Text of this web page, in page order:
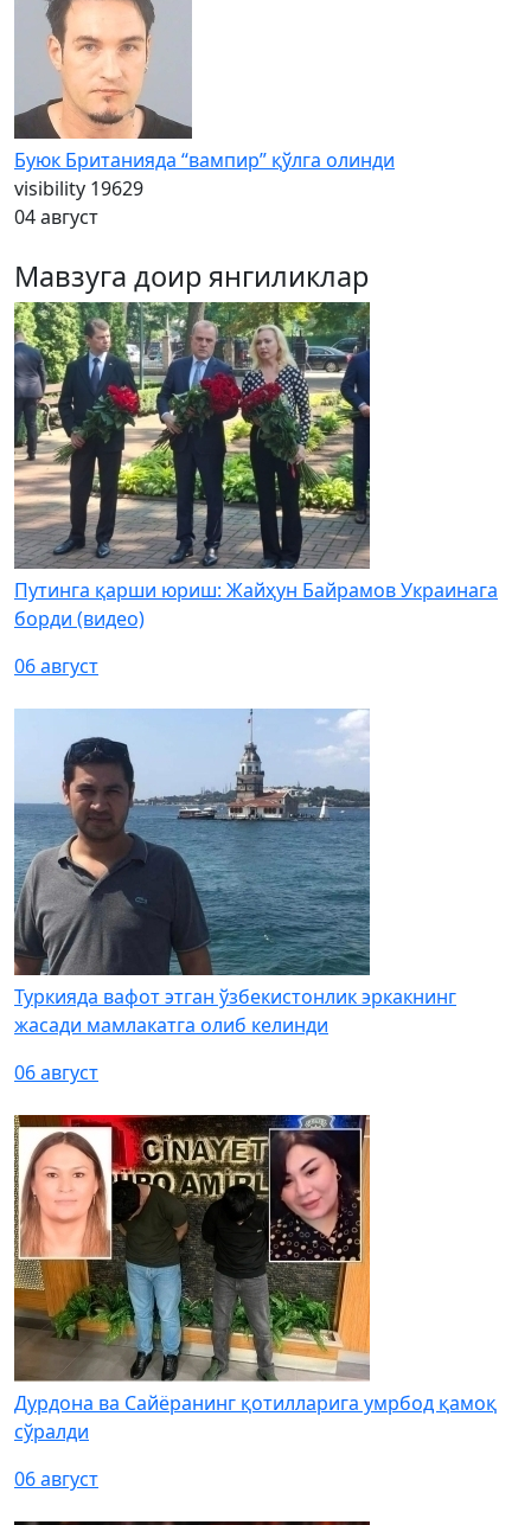
Буюк Британияда “вампир” қўлга олинди
visibility 19629
04 август
Мавзуга доир янгиликлар
Путинга қарши юриш: Жайҳун Байрамов Украинага
борди (видео)
06 август
Туркияда вафот этган ўзбекистонлик эркакнинг
жасади мамлакатга олиб келинди
06 август
Дурдона ва Сайёранинг қотилларига умрбод қамоқ
сўралди
06 август